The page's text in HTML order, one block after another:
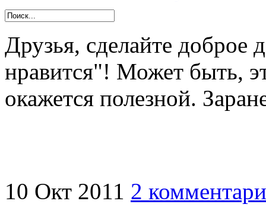
Друзья, сделайте
нравится"! Может быть,
окажется полезной.
10 Окт 2011 2